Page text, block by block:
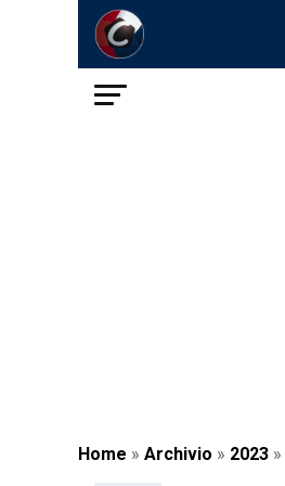
Home » Archivio » 2023 »